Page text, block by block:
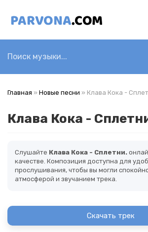
Главная » Новые песни » Клава Кока -
Клава Кока -
Слушайте Клава Кока - Сплетни.
качестве. Композиция доступна для
прослушивания, чтобы вы могли
атмосферой и звучанием трека.
Скачать трек